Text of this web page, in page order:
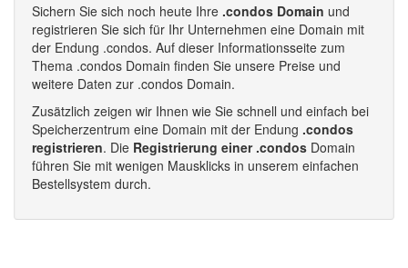
Sichern Sie sich noch heute Ihre .condos Domain und
registrieren Sie sich für Ihr Unternehmen eine Domain mit
der Endung .condos. Auf dieser Informationsseite zum
Thema .condos Domain finden Sie unsere Preise und
weitere Daten zur .condos Domain.
Zusätzlich zeigen wir Ihnen wie Sie schnell und einfach bei
Speicherzentrum eine Domain mit der Endung .condos
registrieren. Die Registrierung einer .condos Domain
führen Sie mit wenigen Mausklicks in unserem einfachen
Bestellsystem durch.